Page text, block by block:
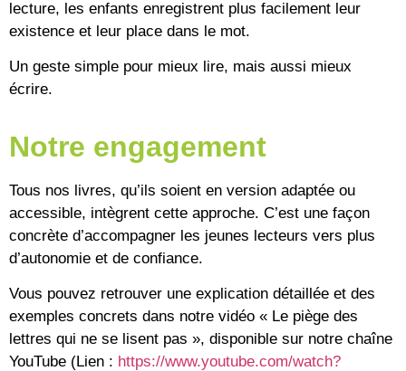
lecture, les enfants enregistrent plus facilement leur
existence et leur place dans le mot.
Un geste simple pour mieux lire, mais aussi mieux
écrire.
Notre engagement
Tous nos livres, qu’ils soient en version adaptée ou
accessible, intègrent cette approche. C’est une façon
concrète d’accompagner les jeunes lecteurs vers plus
d’autonomie et de confiance.
Vous pouvez retrouver une explication détaillée et des
exemples concrets dans notre vidéo « Le piège des
lettres qui ne se lisent pas », disponible sur notre chaîne
YouTube (Lien : https://www.youtube.com/watch?